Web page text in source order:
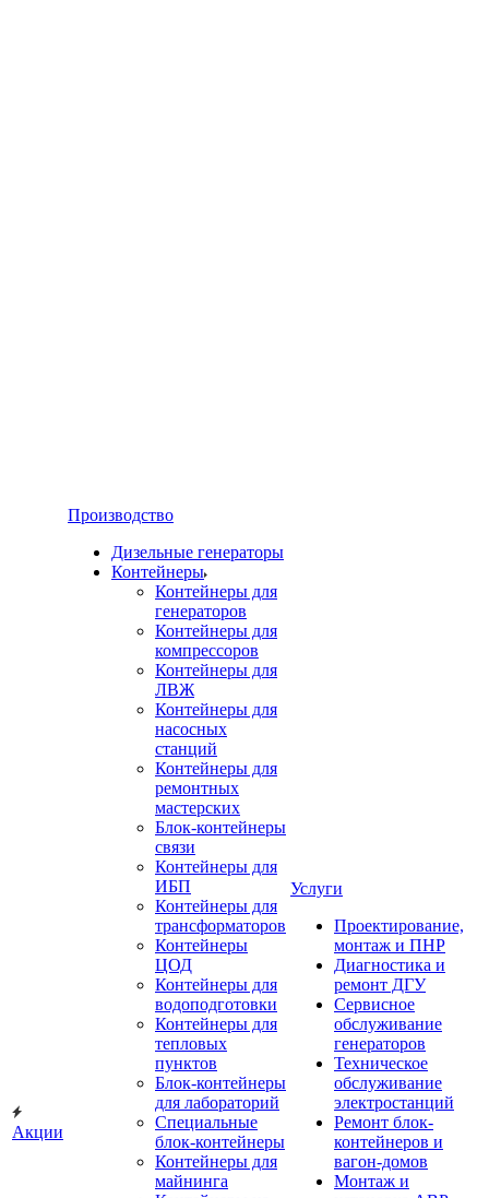
Акции
Производство
Дизельные генераторы
Контейнеры
Контейнеры для
генераторов
Контейнеры для
компрессоров
Контейнеры для
ЛВЖ
Контейнеры для
насосных
станций
Контейнеры для
ремонтных
мастерских
Блок-контейнеры
связи
Контейнеры для
ИБП
Контейнеры для
трансформаторов
Контейнеры
ЦОД
Контейнеры для
водоподготовки
Контейнеры для
тепловых
пунктов
Блок-контейнеры
для лабораторий
Специальные
блок-контейнеры
Контейнеры для
майнинга
Услуги
Проектирование,
монтаж и ПНР
Диагностика и
ремонт ДГУ
Сервисное
обслуживание
генераторов
Техническое
обслуживание
электростанций
Ремонт блок-
контейнеров и
вагон-домов
Монтаж и